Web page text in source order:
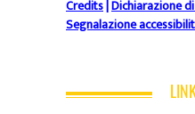
Credits|Dichiarazione
Segnalazione